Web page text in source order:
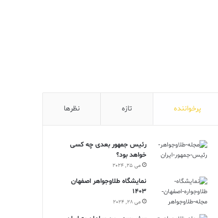
پرخواننده تازه نظرها
رئیس جمهور بعدی چه کسی
خواهد بود؟
می 25, 2024
نمایشگاه طلاوجواهر اصفهان
1403
می 28, 2024